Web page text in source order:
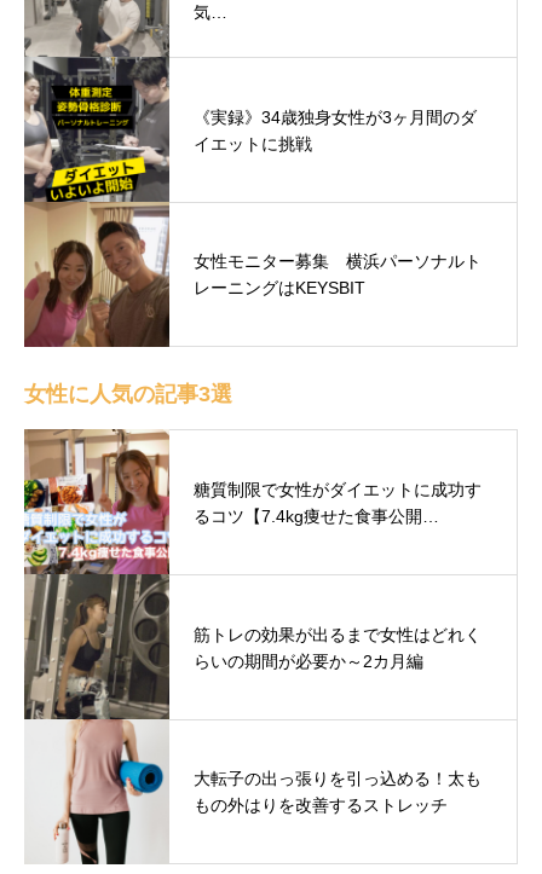
気…
《実録》34歳独身女性が3ヶ月間のダ
イエットに挑戦
女性モニター募集 横浜パーソナルト
レーニングはKEYSBIT
女性に人気の記事3選
糖質制限で女性がダイエットに成功す
るコツ【7.4kg痩せた食事公開…
筋トレの効果が出るまで女性はどれく
らいの期間が必要か～2カ月編
大転子の出っ張りを引っ込める！太も
もの外はりを改善するストレッチ